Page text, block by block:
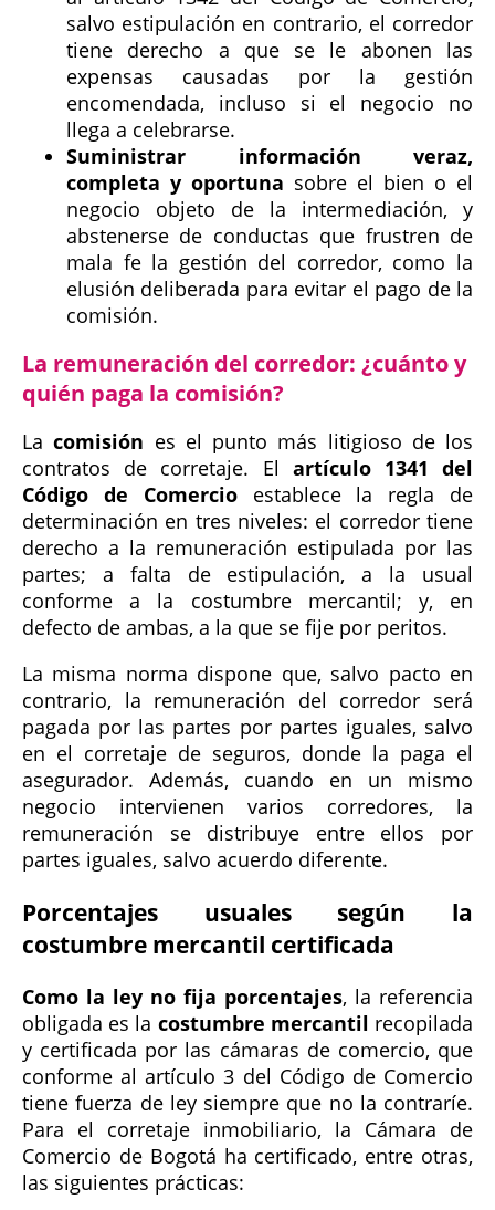
salvo estipulación en contrario, el corredor
tiene derecho a que se le abonen las
expensas causadas por la gestión
encomendada, incluso si el negocio no
llega a celebrarse.
Suministrar información veraz,
completa y oportuna sobre el bien o el
negocio objeto de la intermediación, y
abstenerse de conductas que frustren de
mala fe la gestión del corredor, como la
elusión deliberada para evitar el pago de la
comisión.
La remuneración del corredor: ¿cuánto y
quién paga la comisión?
Lacomisión es el punto más litigioso de los
contratos de corretaje. El artículo 1341 del
Código de Comercioestablece la regla de
determinación en tres niveles: el corredor tiene
derecho a la remuneración estipulada por las
partes; a falta de estipulación, a la usual
conforme a la costumbre mercantil; y, en
defecto de ambas, a la que se fije por peritos.
La misma norma dispone que, salvo pacto en
contrario, la remuneración del corredor será
pagada por las partes por partes iguales, salvo
en el corretaje de seguros, donde la paga el
asegurador. Además, cuando en un mismo
negocio intervienen varios corredores, la
remuneración se distribuye entre ellos por
partes iguales, salvo acuerdo diferente.
Porcentajes usuales según la
costumbre mercantil certificada
Como la ley no fija porcentajes, la referencia
obligada es la costumbre mercantil recopilada
y certificada por las cámaras de comercio, que
conforme al artículo 3 del Código de Comercio
tiene fuerza de ley siempre que no la contraríe.
Para el corretaje inmobiliario, la Cámara de
Comercio de Bogotá ha certificado, entre otras,
las siguientes prácticas: